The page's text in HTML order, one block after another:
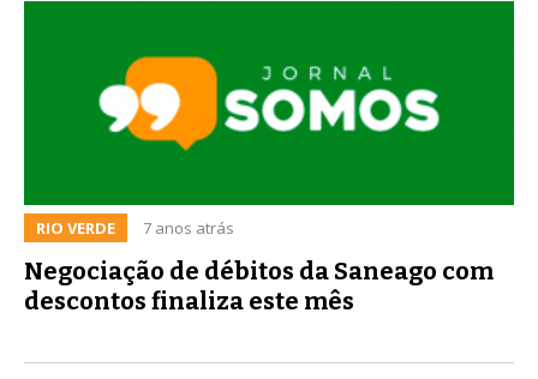
RIO VERDE 7 anos atrás
Negociação de débitos da Saneago com
descontos finaliza este mês